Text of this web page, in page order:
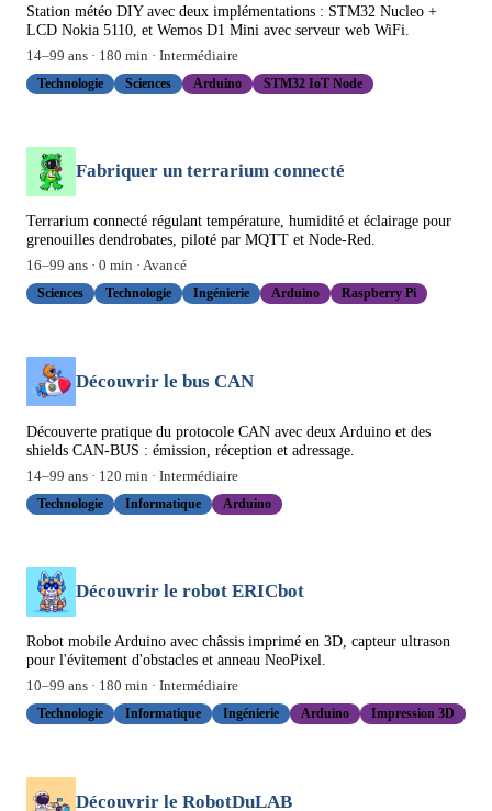
Station météo DIY avec deux implémentations : STM32 Nucleo +
LCD Nokia 5110, et Wemos D1 Mini avec serveur web WiFi.
14–99 ans · 180 min · Intermédiaire
Technologie
Sciences Arduino STM32 IoT Node
Fabriquer un terrarium connecté
Terrarium connecté régulant température, humidité et éclairage pour
grenouilles dendrobates, piloté par MQTT et Node-Red.
16–99 ans · 0 min · Avancé
Sciences
Technologie Ingénierie Arduino Raspberry Pi
Découvrir le bus CAN
Découverte pratique du protocole CAN avec deux Arduino et des
shields CAN-BUS : émission, réception et adressage.
14–99 ans · 120 min · Intermédiaire
Technologie
Informatique Arduino
Découvrir le robot ERICbot
Robot mobile Arduino avec châssis imprimé en 3D, capteur ultrason
pour l'évitement d'obstacles et anneau NeoPixel.
10–99 ans · 180 min · Intermédiaire
Technologie
Informatique Ingénierie Arduino Impression 3D
Découvrir le RobotDuLAB